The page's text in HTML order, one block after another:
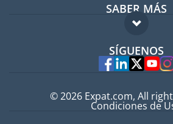
Guía para
Trabajos en el
SABER MÁS
FAQ
Expertos
SÍGUENOS
© 2026 Expat.com, All
Condiciones de